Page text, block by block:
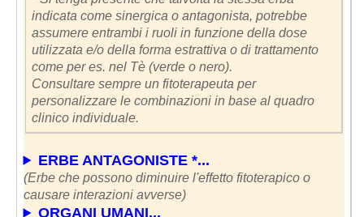
indicata come sinergica o antagonista, potrebbe
assumere entrambi i ruoli in funzione della dose
utilizzata e/o della forma estrattiva o di trattamento
come per es. nel Tè (verde o nero).
Consultare sempre un fitoterapeuta per
personalizzare le combinazioni in base al quadro
clinico individuale.
ERBE ANTAGONISTE *...
(Erbe che possono diminuire l'effetto fitoterapico o
causare interazioni avverse)
ORGANI UMANI...